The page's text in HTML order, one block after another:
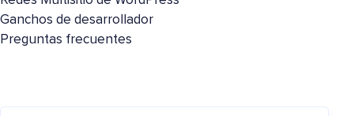
Ganchos de desarrollador
Preguntas frecuentes